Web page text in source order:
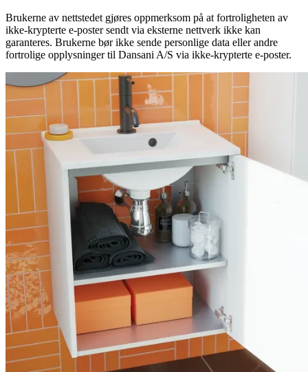
Brukerne av nettstedet gjøres oppmerksom på at fortroligheten av
ikke-krypterte e-poster sendt via eksterne nettverk ikke kan
garanteres. Brukerne bør ikke sende personlige data eller andre
fortrolige opplysninger til Dansani A/S via ikke-krypterte e-poster.